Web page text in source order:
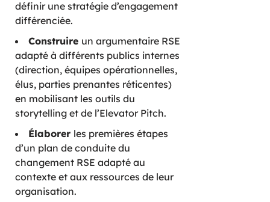
définir une stratégie d’engagement
différenciée.
Construire un argumentaire RSE
adapté à différents publics internes
(direction, équipes opérationnelles,
élus, parties prenantes réticentes)
en mobilisant les outils du
storytelling et de l’Elevator Pitch.
Élaborer les premières étapes
d’un plan de conduite du
changement RSE adapté au
contexte et aux ressources de leur
organisation.